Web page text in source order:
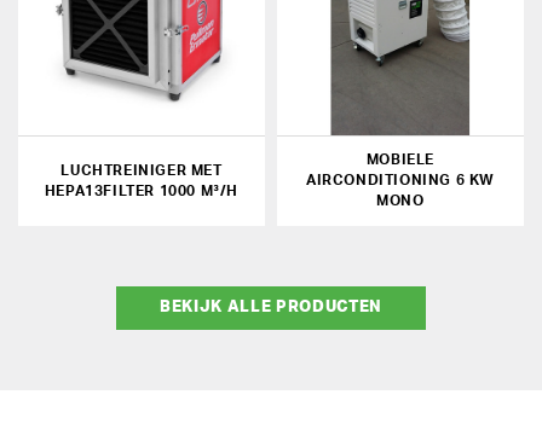
LUCHTREINIGER MET
HEPA13FILTER 1000 M³/H
MOBIELE
AIRCONDITIONING 6 KW
MONO
BEKIJK ALLE PRODUCTEN